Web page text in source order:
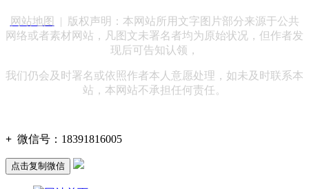
网站地图
| 版权声明：本网站所用文字图片部分来源于公共
网络或者素材网站，凡图文未署名者均为原始状况，但作者发
现后可告知认领，
我们仍会及时署名或依照作者本人意愿处理，如未及时联系本
站，本网站不承担任何责任。
+ 微信号： 18391816005
点击复制微信